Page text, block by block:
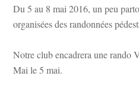
Du 5 au 8 mai 2016, un peu
organisées des randonnées
Notre club encadrera une rando
Mai le 5 mai.